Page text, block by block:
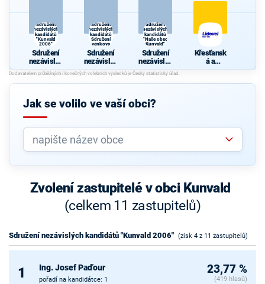
Sdružení
nezávislých
kandidátů
"Kunvald
2006"
Sdružení
nezávislýc
h
kandidátů
"Kunvald
Sdružení
nezávislých
kandidátů
Sdružení
venkova
Sdružení
nezávislýc
h
kandidátů
Sdružení
Sdružení
nezávislých
kandidátů
"Naše obec
Kunvald"
Sdružení
nezávislýc
h
kandidátů
"Naše
Kunvald"
Křesťansk
á a
demokrati
Českoslov
Jak se volilo ve vaší obci?
Zvolení zastupitelé v obci Kunvald
(celkem 11 zastupitelů)
Sdružení nezávislých kandidátů "Kunvald 2006" (zisk 4 z 11 zastupitelů)
1 Ing. Josef Paďour
pořadí na kandidátce: 1
23,77 %
(419 hlasů)